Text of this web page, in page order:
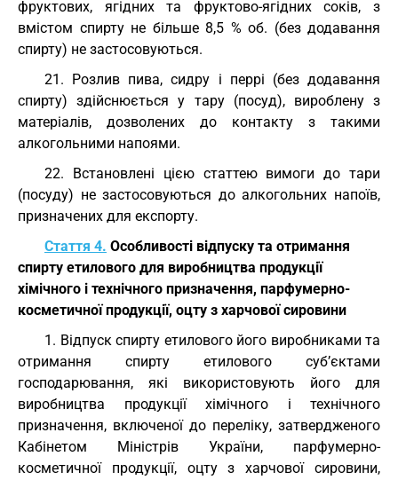
фруктових, ягідних та фруктово-ягідних соків, з
вмістом спирту не більше 8,5 % об. (без додавання
спирту) не застосовуються.
21. Розлив пива, сидру і перрі (без додавання
спирту) здійснюється у тару (посуд), вироблену з
матеріалів, дозволених до контакту з такими
алкогольними напоями.
22. Встановлені цією статтею вимоги до тари
(посуду) не застосовуються до алкогольних напоїв,
призначених для експорту.
Стаття 4. Особливості відпуску та отримання
спирту етилового для виробництва продукції
хімічного і технічного призначення, парфумерно-
косметичної продукції, оцту з харчової сировини
1. Відпуск спирту етилового його виробниками та
отримання спирту етилового суб’єктами
господарювання, які використовують його для
виробництва продукції хімічного і технічного
призначення, включеної до переліку, затвердженого
Кабінетом Міністрів України, парфумерно-
косметичної продукції, оцту з харчової сировини,